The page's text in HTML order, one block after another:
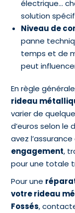
électrique…
solution
Niveau de
panne
temps et de
peut
En règle
rideau
varier de
d’euros selon le
avez l’assurance
engagement,
pour une totale
Pour une
votre rideau
Fossés,